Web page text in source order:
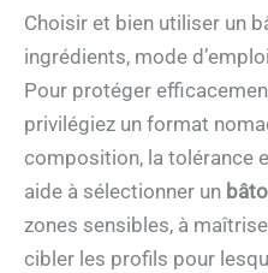
Choisir et bien utiliser un
ingrédients, mode
Pour protéger
privilégiez un format
composition, la tolérance
aide à sélectionner un
zones sensibles, à
cibler les profils pour